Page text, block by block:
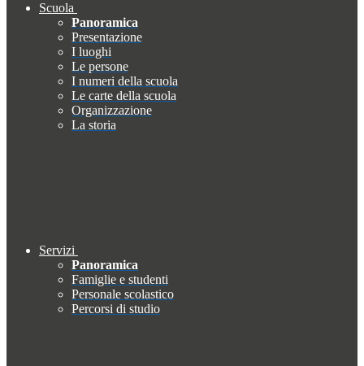
Scuola
Panoramica
Presentazione
I luoghi
Le persone
I numeri della scuola
Le carte della scuola
Organizzazione
La storia
Servizi
Panoramica
Famiglie e studenti
Personale scolastico
Percorsi di studio